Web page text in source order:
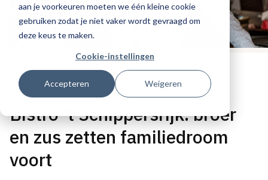
aan je voorkeuren moeten we één kleine cookie
gebruiken zodat je niet vaker wordt gevraagd om
deze keus te maken.
Cookie-instellingen
Accepteren Weigeren
Tags:ondernemersverhaal,familiebedrijf
Gepubliceerd op: 17 juli 2025
Bistro ’t Schippersrijk: broer
en zus zetten familiedroom
voort